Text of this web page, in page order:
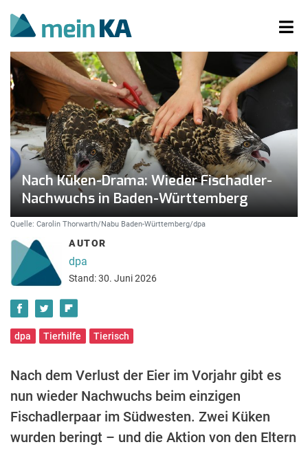
Nach Küken-Drama: Wieder Fischadler-
Nachwuchs in Baden-Württemberg
Quelle: Carolin Thorwarth/Nabu Baden-Württemberg/dpa
AUTOR
dpa
Stand: 30. Juni 2026
dpa Tierhilfe Tierisch
Nach dem Verlust der Eier im Vorjahr gibt es
nun wieder Nachwuchs beim einzigen
Fischadlerpaar im Südwesten. Zwei Küken
wurden beringt – und die Aktion von den Eltern